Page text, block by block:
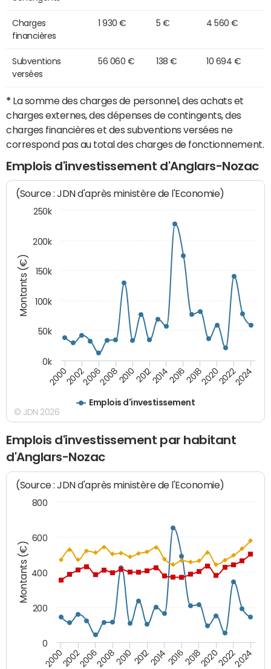
Charges
financières
1 930 € 5 € 4 560 €
Subventions
versées
56 060 € 138 € 10 694 €
* La somme des charges de personnel, des achats et
charges externes, des dépenses de contingents, des
charges financières et des subventions versées ne
correspond pas au total des charges de fonctionnement.
Emplois d'investissement d'Anglars-Nozac
Montants (€)
(Source : JDN d'après ministère de l'Economie)
Emplois d'investissement
200020022006200820102012201420162018202020222024
0k
50k
100k
150k
200k
250k
© JDN 2026
Emplois d'investissement par habitant
d'Anglars-Nozac
Montants (€)
(Source : JDN d'après ministère de l'Economie)
20002002200620082010 2012201420162018202020222024
0
200
400
600
800